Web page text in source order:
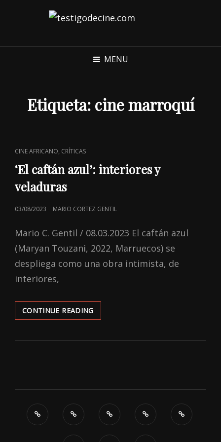
MENU
Etiqueta: cine marroquí
CAT
LINKS
CINE AFRICANO, CRÍTICAS
‘El caftán azul’: interiores y
veladuras
POSTED
03/08/2023 MARIO CORTEZ GENTIL
Mario C. Gentil / 08.03.2023 El caftán azul
(Maryan Touzani, 2022, Marruecos) se
despliega como una obra intimista, de
interiores,
CONTINUE READING‘EL
CAFTÁN
INTERIORES